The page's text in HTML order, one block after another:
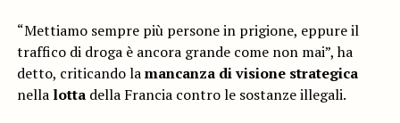
“Mettiamo sempre più persone in prigione, eppure il
traffico di droga è ancora grande come non mai”, ha
detto, criticando lamancanza di visione strategica
nella lottadella Francia contro le sostanze illegali.